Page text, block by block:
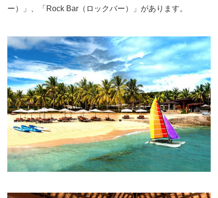
ー）」、「Rock Bar（ロックバー）」があります。